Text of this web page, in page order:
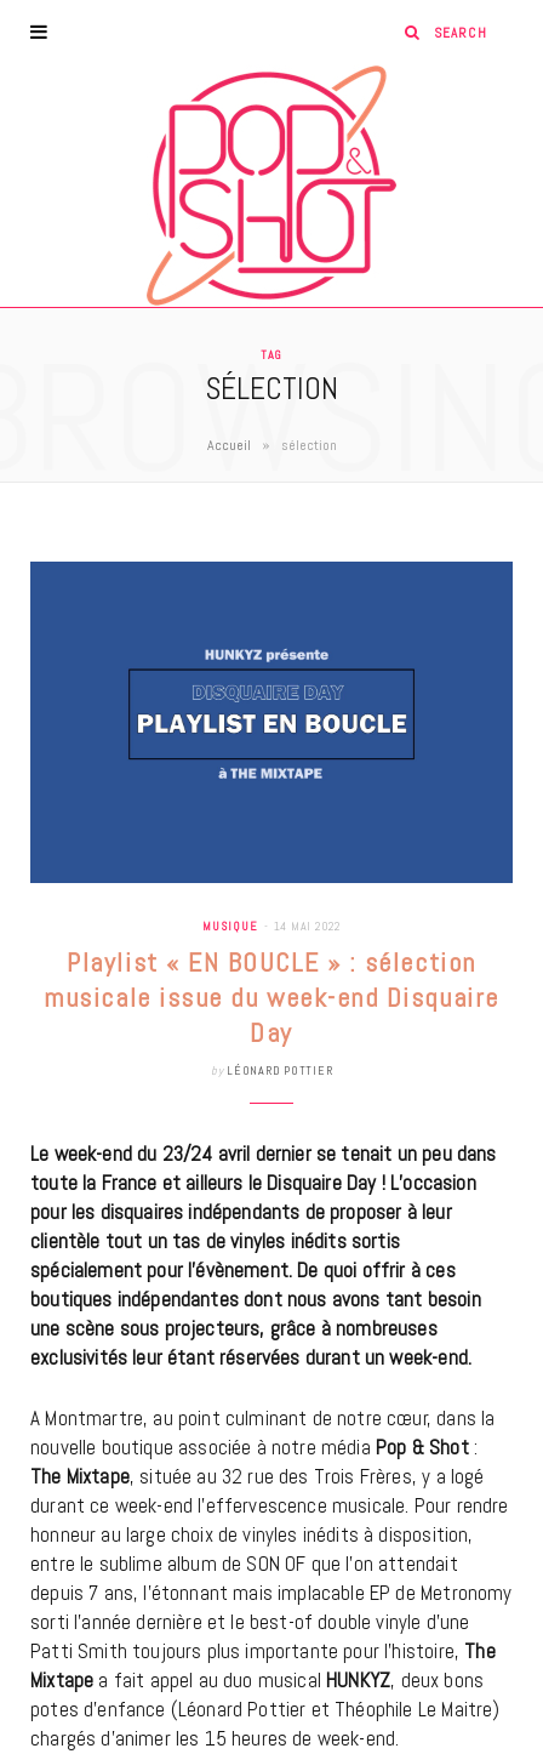
TAG
SÉLECTION
Accueil » sélection
MUSIQUE 14 MAI 2022
Playlist « EN BOUCLE » : sélection
musicale issue du week-end Disquaire
Day
by LÉONARD POTTIER
Le week-end du 23/24 avril dernier se tenait un peu dans
toute la France et ailleurs le Disquaire Day ! L’occasion
pour les disquaires indépendants de proposer à leur
clientèle tout un tas de vinyles inédits sortis
spécialement pour l’évènement. De quoi offrir à ces
boutiques indépendantes dont nous avons tant besoin
une scène sous projecteurs, grâce à nombreuses
exclusivités leur étant réservées durant un week-end.
A Montmartre, au point culminant de notre cœur, dans la
nouvelle boutique associée à notre média Pop & Shot:
The Mixtape, située au 32 rue des Trois Frères, y a logé
durant ce week-end l’effervescence musicale. Pour rendre
honneur au large choix de vinyles inédits à disposition,
entre le sublime album de SON OF que l’on attendait
depuis 7 ans, l’étonnant mais implacable EP de Metronomy
sorti l’année dernière et le best-of double vinyle d’une
Patti Smith toujours plus importante pour l’histoire, The
Mixtape a fait appel au duo musical HUNKYZ, deux bons
potes d’enfance (Léonard Pottier et Théophile Le Maitre)
chargés d’animer les 15 heures de week-end.